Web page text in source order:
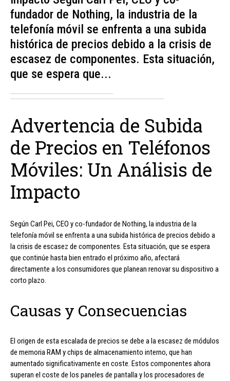
fundador de Nothing, la industria de la
telefonía móvil se enfrenta a una subida
histórica de precios debido a la crisis de
escasez de componentes. Esta situación,
que se espera que...
Advertencia de Subida
de Precios en Teléfonos
Móviles: Un Análisis de
Impacto
Según Carl Pei, CEO y co-fundador de Nothing, la industria de la
telefonía móvil se enfrenta a una subida histórica de precios debido a
la crisis de escasez de componentes. Esta situación, que se espera
que continúe hasta bien entrado el próximo año, afectará
directamente a los consumidores que planean renovar su dispositivo a
corto plazo.
Causas y Consecuencias
El origen de esta escalada de precios se debe a la escasez de módulos
de memoria RAM y chips de almacenamiento interno, que han
aumentado significativamente en coste. Estos componentes ahora
superan el coste de los paneles de pantalla y los procesadores de